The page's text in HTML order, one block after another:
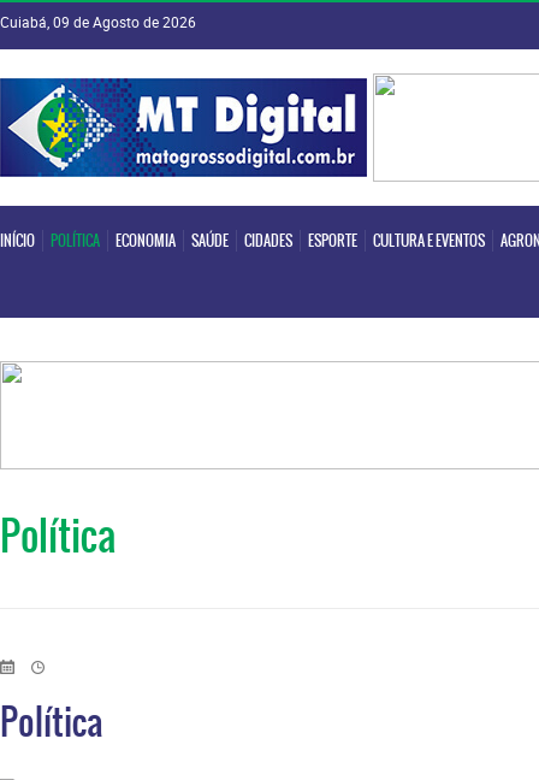
Cuiabá, 09 de Agosto de 2026
INÍCIO POLÍTICA ECONOMIA SAÚDE CIDADES ESPORTE CULTURA E EVENTOS
INÍCIO POLÍTICA ECONOMIA SAÚDE
Política
Política